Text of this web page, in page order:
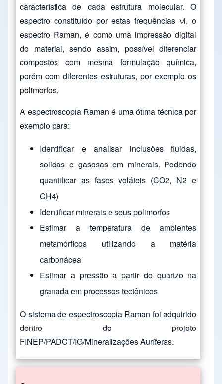
característica de cada estrutura molecular. O
espectro constituído por estas frequências νi, o
espectro Raman, é como uma impressão digital
do material, sendo assim, possível diferenciar
compostos com mesma formulação química,
porém com diferentes estruturas, por exemplo os
polimorfos.
A espectroscopia Raman é uma ótima técnica por
exemplo para:
Identificar e analisar inclusões fluidas,
solidas e gasosas em minerais. Podendo
quantificar as fases voláteis (CO2, N2 e
CH4)
Identificar minerais e seus polimorfos
Estimar a temperatura de ambientes
metamórficos utilizando a matéria
carbonácea
Estimar a pressão a partir do quartzo na
granada em processos tectônicos
O sistema de espectroscopia Raman foi adquirido
dentro do projeto
FINEP/PADCT/IG/Mineralizações Auríferas.